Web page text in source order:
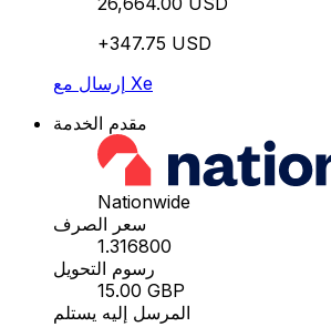
+347.75 USD
إرسال مع Xe
مقدم الخدمة
Nationwide
سعر الصرف
1.316800
رسوم التحويل
15.00 GBP
المرسل إليه يستلم